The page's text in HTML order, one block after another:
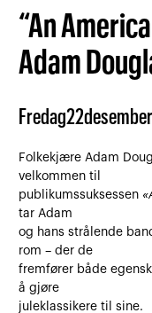
“An
Adam
Fredag22
Folkekjære Adam
velkommen til
publikumssuksessen
tar Adam
og hans strålende
rom – der de
fremfører både
å gjøre
juleklassikere til sine.